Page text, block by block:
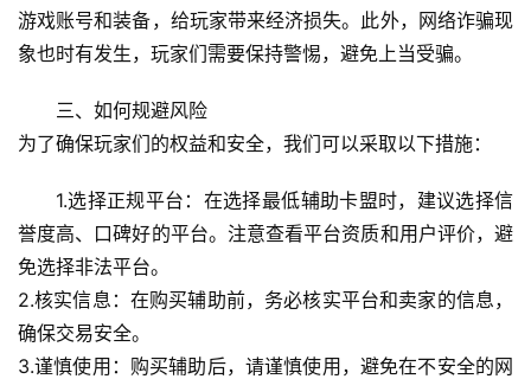
游戏账号和装备，给玩家带来经济损失。此外，网络诈骗现
象也时有发生，玩家们需要保持警惕，避免上当受骗。
三、如何规避风险
为了确保玩家们的权益和安全，我们可以采取以下措施：
1.选择正规平台：在选择最低辅助卡盟时，建议选择信
誉度高、口碑好的平台。注意查看平台资质和用户评价，避
免选择非法平台。
2.核实信息：在购买辅助前，务必核实平台和卖家的信息，
确保交易安全。
3.谨慎使用：购买辅助后，请谨慎使用，避免在不安全的网